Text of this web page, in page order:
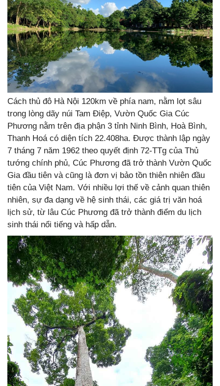
Cách thủ đô Hà Nội 120km về phía nam, nằm lọt sâu
trong lòng dãy núi Tam Điệp, Vườn Quốc Gia Cúc
Phương nằm trên địa phận 3 tỉnh Ninh Bình, Hoà Bình,
Thanh Hoá có diện tích 22.408ha. Được thành lập ngày
7 tháng 7 năm 1962 theo quyết định 72-TTg của Thủ
tướng chính phủ, Cúc Phương đã trở thành Vườn Quốc
Gia đầu tiên và cũng là đơn vị bảo tồn thiên nhiên đầu
tiên của Việt Nam. Với nhiều lợi thế về cảnh quan thiên
nhiên, sự đa dạng về hệ sinh thái, các giá trị văn hoá
lịch sử, từ lâu Cúc Phương đã trở thành điểm du lịch
sinh thái nổi tiếng và hấp dẫn.